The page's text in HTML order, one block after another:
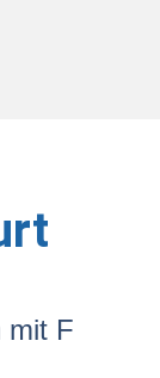
mit F